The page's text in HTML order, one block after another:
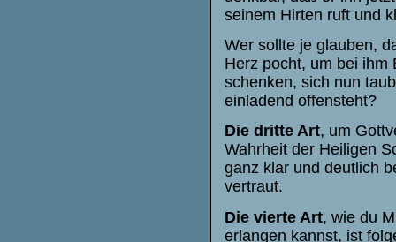
seinem Hirten ruft und
Wer sollte je glauben,
Herz pocht, um bei ihm
schenken, sich nun
einladend offensteht?
Die dritte Art, um
Wahrheit der Heiligen
ganz klar und deutlich
vertraut.
Die vierte Art, wie du
erlangen kannst, ist